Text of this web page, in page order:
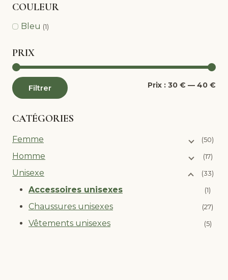
COULEUR
Bleu (1)
PRIX
Filtrer Prix : 30 € — 40 €
CATÉGORIES
Femme (50)
Homme (17)
Unisexe (33)
Accessoires unisexes (1)
Chaussures unisexes (27)
Vêtements unisexes (5)